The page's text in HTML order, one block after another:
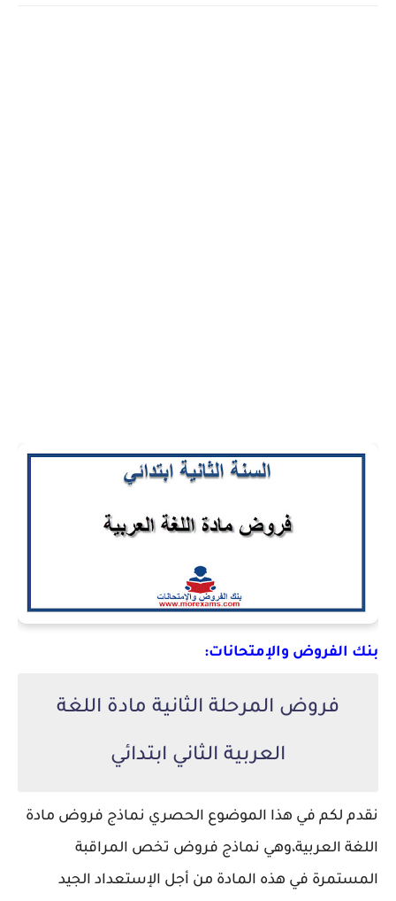
بنك الفروض والإمتحانات:
فروض المرحلة الثانية مادة اللغة
العربية الثاني ابتدائي
نقدم لكم في هذا الموضوع الحصري نماذج فروض مادة
اللغة العربية،وهي نماذج فروض تخص المراقبة
المستمرة في هذه المادة من أجل الإستعداد الجيد